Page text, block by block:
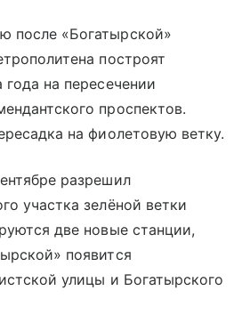
после «Богатырской»
построят
на пересечении
проспектов.
на фиолетовую ветку.
разрешил
участка зелёной ветки
две новые станции,
появится
улицы и Богатырского